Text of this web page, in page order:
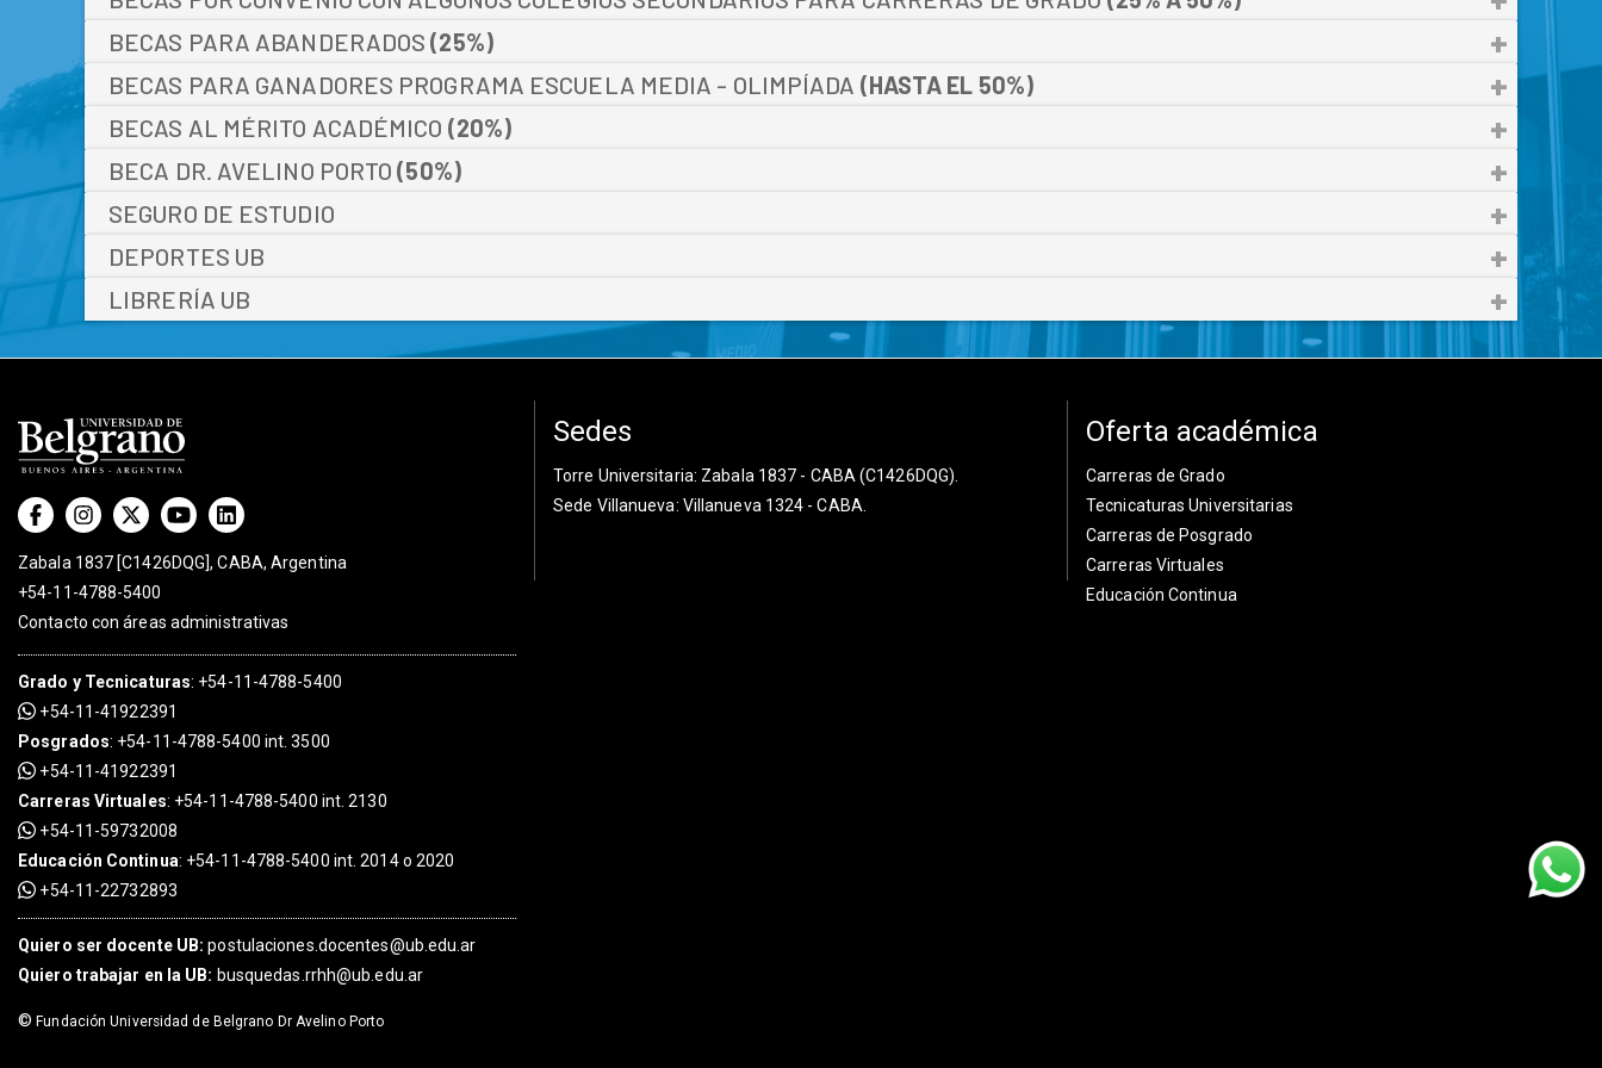
BECAS PARA ABANDERADOS(25%)
BECAS PARA GANADORES PROGRAMA ESCUELA MEDIA - OLIMPÍADA (HASTA EL 50%)
BECAS AL MÉRITO ACADÉMICO (20%)
BECA DR. AVELINO PORTO(50%)
SEGURO DE ESTUDIO
DEPORTES UB
LIBRERÍA UB
Zabala 1837 [C1426DQG], CABA, Argentina
+54-11-4788-5400
Contacto con áreas administrativas
Grado y Tecnicaturas: +54-11-4788-5400
+54-11-41922391
Posgrados: +54-11-4788-5400 int. 3500
+54-11-41922391
Carreras Virtuales: +54-11-4788-5400 int. 2130
+54-11-59732008
Educación Continua: +54-11-4788-5400 int. 2014 o 2020
+54-11-22732893
Quiero ser docente UB: postulaciones.docentes@ub.edu.ar
Quiero trabajar en la UB: busquedas.rrhh@ub.edu.ar
Sedes
Torre Universitaria: Zabala 1837 - CABA (C1426DQG).
Sede Villanueva: Villanueva 1324 - CABA.
Oferta académica
Carreras de Grado
Tecnicaturas Universitarias
Carreras de Posgrado
Carreras Virtuales
Educación Continua
© Fundación Universidad de Belgrano Dr Avelino Porto